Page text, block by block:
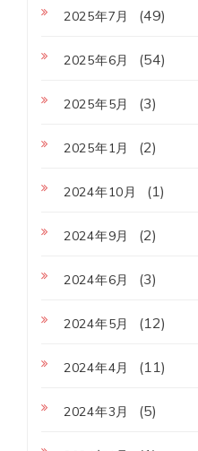
2025年7月 (49)
2025年6月 (54)
2025年5月 (3)
2025年1月 (2)
2024年10月 (1)
2024年9月 (2)
2024年6月 (3)
2024年5月 (12)
2024年4月 (11)
2024年3月 (5)